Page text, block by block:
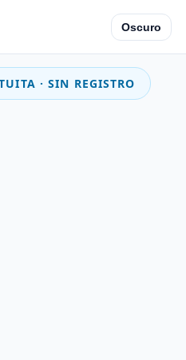
Oscuro
· SIN REGISTRO